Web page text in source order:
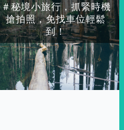
＃秘境小旅行，抓緊時機
搶拍照，免找車位輕鬆
到！